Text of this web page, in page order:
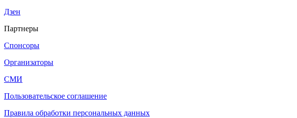
Дзен
Партнеры
Спонсоры
Организаторы
СМИ
Пользовательское соглашение
Правила обработки персональных данных